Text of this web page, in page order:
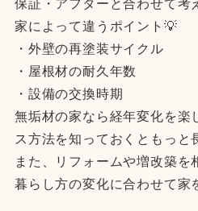
保証・アフターと合わせて考
家によって違うポイント💡
・外壁の再塗装サイクル
・屋根材の耐久年数
・設備の交換時期
無垢材の家なら経年変化を楽
ス方法を知っておくともっと
また、リフォームや増改築を
暮らし方の変化に合わせて家